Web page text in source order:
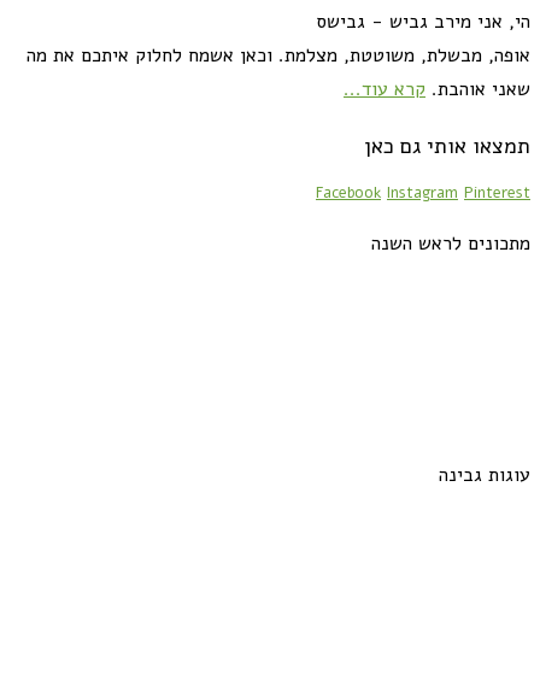
הי, אני מירב גביש - גבישס
אופה, מבשלת, משוטטת, מצלמת. וכאן אשמח לחלוק איתכם את מה
שאני אוהבת. קרא עוד...
תמצאו אותי גם כאן
Facebook Instagram Pinterest
מתכונים לראש השנה
עוגות גבינה